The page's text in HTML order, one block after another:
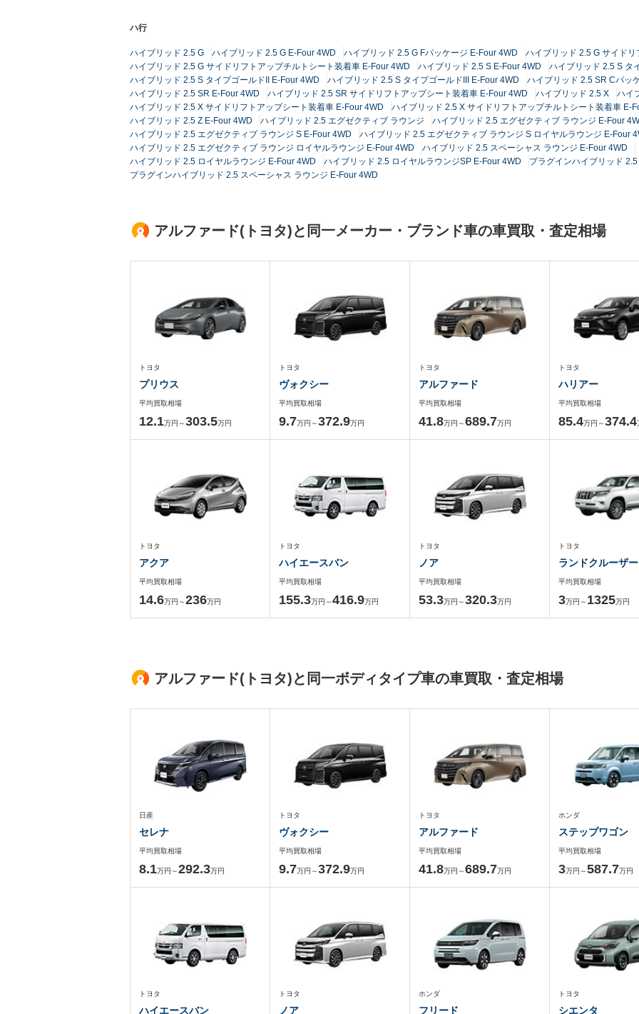
ハ行
ハイブリッド 2.5 G ハイブリッド 2.5 G E-Four 4WD ハイブリッド 2.5 G Fパッケージ E-Four 4WD
ハイブリッド 2.5 G サイド
ハイブリッド 2.5 G サイドリフトアップチルトシート装着車 E-Four 4WD
ハイブリッド 2.5 S E-Four 4WD
ハイブリッド 2.5 S タ
ハイブリッド 2.5 S タイプゴールドII E-Four 4WD
ハイブリッド 2.5 S タイプゴールドIII E-Four 4WD
ハイブリッド 2.5 SR Cパッ
ハイブリッド 2.5 SR E-Four 4WD
ハイブリッド 2.5 SR サイドリフトアップシート装着車 E-Four 4WD ハイブリッド 2.5 X
ハイ
ハイブリッド 2.5 X サイドリフトアップシート装着車 E-Four 4WD
ハイブリッド 2.5 X サイドリフトアップチルトシート装着車 E-
ハイブリッド 2.5 Z E-Four 4WD
ハイブリッド 2.5 エグゼクティブ ラウンジ
ハイブリッド 2.5 エグゼクティブ ラウンジ E-Four
ハイブリッド 2.5 エグゼクティブ ラウンジ S E-Four 4WD
ハイブリッド 2.5 エグゼクティブ ラウンジ S ロイヤルラウンジ E-Four
ハイブリッド 2.5 エグゼクティブ ラウンジ ロイヤルラウンジ E-Four 4WD
ハイブリッド 2.5 スペーシャス ラウンジ E-Four 4WD
ハイブリッド 2.5 ロイヤルラウンジ E-Four 4WD
ハイブリッド 2.5 ロイヤルラウンジSP E-Four 4WD
プラグインハイブリッド
プラグインハイブリッド 2.5 スペーシャス ラウンジ E-Four 4WD
アルファード(トヨタ)と同一メーカー・ブランド車の車買取・査定相場
トヨタ
プリウス
平均買取相場
12.1万円～303.5万円
トヨタ
ヴォクシー
平均買取相場
9.7万円～372.9万円
トヨタ
アルファード
平均買取相場
41.8万円～689.7万円
トヨタ
ハリアー
平均買取相場
85.4万円～374.4
トヨタ
アクア
平均買取相場
14.6万円～236万円
トヨタ
ハイエースバン
平均買取相場
155.3万円～416.9万円
トヨタ
ノア
平均買取相場
53.3万円～320.3万円
トヨタ
ランドクルーザ
平均買取相場
3万円～ 1325万円
アルファード(トヨタ)と同一ボディタイプ車の車買取・査定相場
日産
セレナ
平均買取相場
8.1万円～292.3万円
トヨタ
ヴォクシー
平均買取相場
9.7万円～372.9万円
トヨタ
アルファード
平均買取相場
41.8万円～689.7万円
ホンダ
ステップワゴン
平均買取相場
3万円～587.7万円
トヨタ
ハイエースバン
トヨタ
ノア
ホンダ
フリード
トヨタ
シエンタ